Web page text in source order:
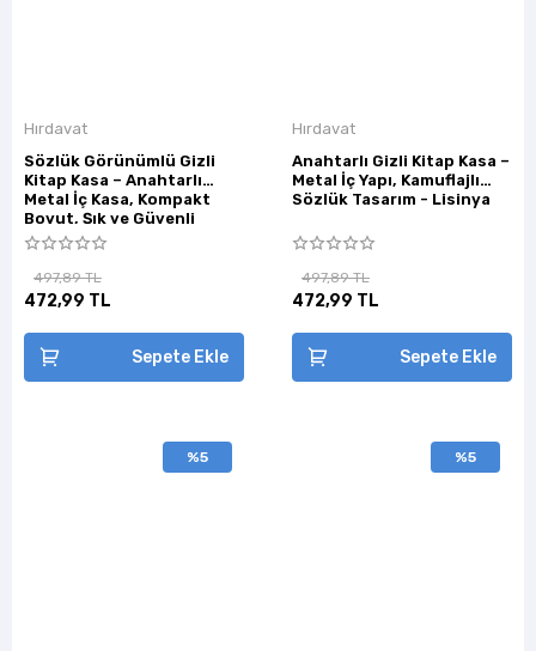
Hırdavat
Sözlük Görünümlü Gizli
Kitap Kasa – Anahtarlı
Metal İç Kasa, Kompakt
Boyut, Şık ve Güvenli
Tasarım - Lisinya
497,89 TL
472,99 TL
Sepete Ekle
Hırdavat
Anahtarlı Gizli Kitap Kasa –
Metal İç Yapı, Kamuflajlı
Sözlük Tasarım - Lisinya
497,89 TL
472,99 TL
Sepete Ekle
%5 %5